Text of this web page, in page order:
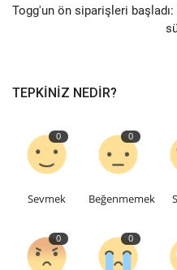
Restoranlar
Etkinlik
Teknoloji
Togg'un ön siparişleri
TEPKINIZ NEDIR?
0
Sevmek
0
Beğenmemek
0 0